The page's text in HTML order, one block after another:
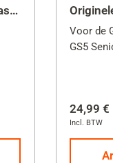
Gigaset Full Display HD Glass Protector (GX6)
Voor de
GS5
24,99 €
Incl. BTW